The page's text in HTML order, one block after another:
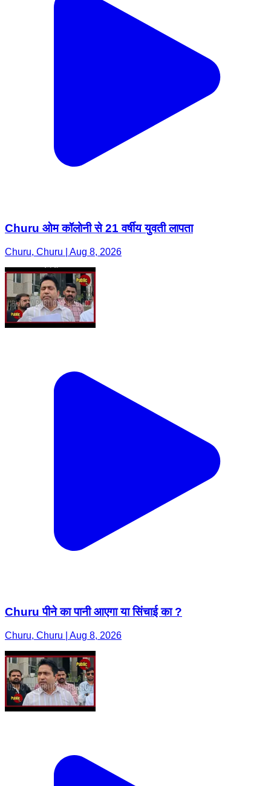
Churu ओम कॉलोनी से 21 वर्षीय युवती लापता
Churu, Churu | Aug 8, 2026
Churu पीने का पानी आएगा या सिंचाई का ?
Churu, Churu | Aug 8, 2026